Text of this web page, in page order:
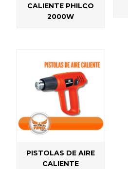
CALIENTE PHILCO
2000W
PISTOLAS DE AIRE
CALIENTE